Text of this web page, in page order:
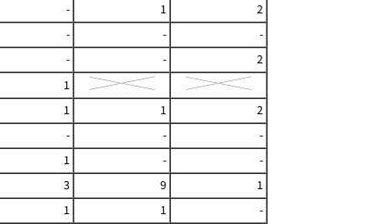
- 1
2
- -
-
- -
2
1
1 1
2
- -
-
1 -
-
3 9
1
1 1
-